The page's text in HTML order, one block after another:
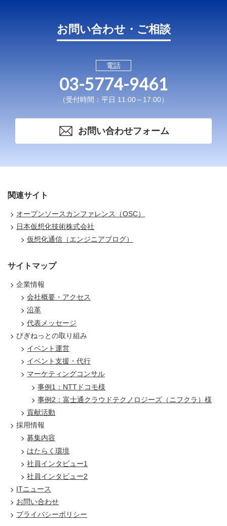
お問い合わせ・ご相談
電話
03-5774-9461
（受付時間：平日 11:00～17:00）
お問い合わせフォーム
関連サイト
オープンソースカンファレンス（OSC）
日本仮想化技術株式会社
仮想化通信（エンジニアブログ）
サイトマップ
企業情報
会社概要・アクセス
沿革
代表メッセージ
びぎねっとの取り組み
イベント運営
イベント支援・代行
マーケティングコンサル
事例1：NTTドコモ様
事例2：富士通クラウドテクノロジーズ（ニフクラ）様
貢献活動
採用情報
募集内容
はたらく環境
社員インタビュー1
社員インタビュー2
ITニュース
お問い合わせ
プライバシーポリシー